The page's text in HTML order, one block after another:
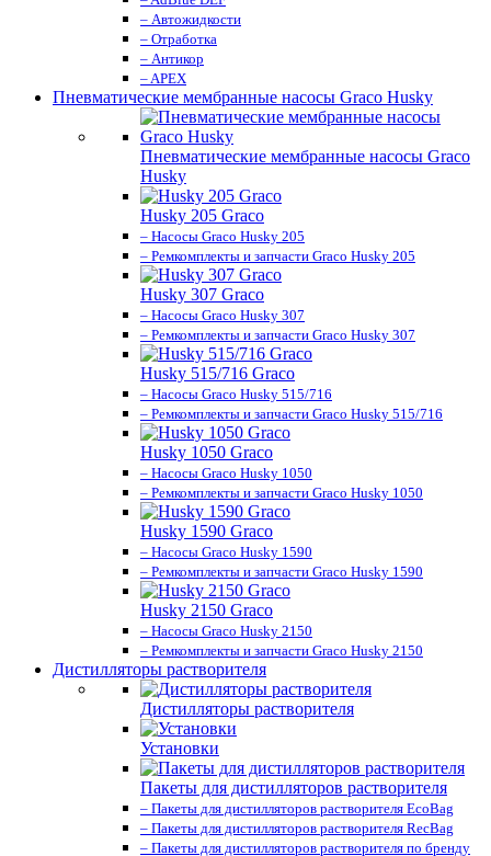
– Автожидкости
– Отработка
– Антикор
– APEX
Пневматические мембранные насосы Graco Husky
Пневматические мембранные насосы Graco
Husky
Husky 205 Graco
– Насосы Graco Husky 205
– Ремкомплекты и запчасти Graco Husky 205
Husky 307 Graco
– Насосы Graco Husky 307
– Ремкомплекты и запчасти Graco Husky 307
Husky 515/716 Graco
– Насосы Graco Husky 515/716
– Ремкомплекты и запчасти Graco Husky 515/716
Husky 1050 Graco
– Насосы Graco Husky 1050
– Ремкомплекты и запчасти Graco Husky 1050
Husky 1590 Graco
– Насосы Graco Husky 1590
– Ремкомплекты и запчасти Graco Husky 1590
Husky 2150 Graco
– Насосы Graco Husky 2150
– Ремкомплекты и запчасти Graco Husky 2150
Дистилляторы растворителя
Дистилляторы растворителя
Установки
Пакеты для дистилляторов растворителя
– Пакеты для дистилляторов растворителя EcoBag
– Пакеты для дистилляторов растворителя RecBag
– Пакеты для дистилляторов растворителя по бренду